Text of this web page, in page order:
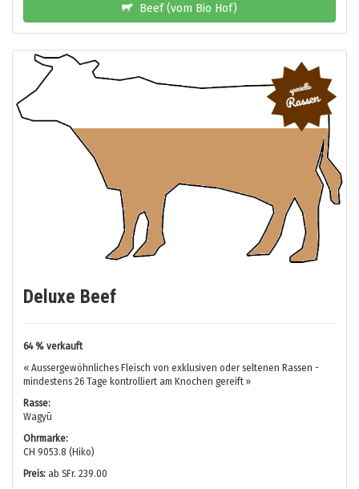
Beef (vom Bio Hof)
Deluxe Beef
64 % verkauft
« Aussergewöhnliches Fleisch von exklusiven oder seltenen Rassen -
mindestens 26 Tage kontrolliert am Knochen gereift »
Rasse:
Wagyū
Ohrmarke:
CH 9053.8 (Hiko)
Preis: ab SFr. 239.00